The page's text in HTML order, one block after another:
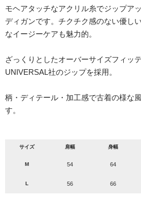
モヘアタッチなアクリル糸でジップア
ディガンです。チクチク感のない優し
なイージーケアも魅力的。
ざっくりとしたオーバーサイズフィッ
UNIVERSAL社のジップを採用。
柄・ディテール・加工感で古着の様な
す。
サイズ 肩幅 身幅
M 54 64
L 56 66